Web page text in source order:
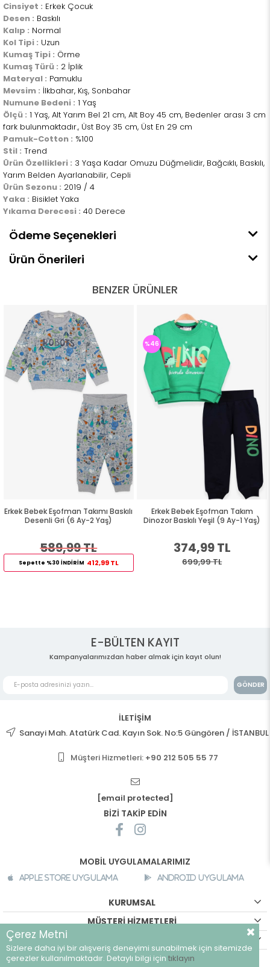
Cinsiyet : Erkek Çocuk
Desen : Baskılı
Kalıp : Normal
Kol Tipi : Uzun
Kumaş Tipi : Örme
Kumaş Türü : 2 İplik
Materyal : Pamuklu
Mevsim : İlkbahar, Kış, Sonbahar
Numune Bedeni : 1 Yaş
Ölçü : 1 Yaş, Alt Yarım Bel 21 cm, Alt Boy 45 cm, Bedenler arası 3 cm
fark bulunmaktadır., Üst Boy 35 cm, Üst En 29 cm
Pamuk-Cotton : %100
Stil : Trend
Ürün Özellikleri : 3 Yaşa Kadar Omuzu Düğmelidir, Bağcıklı, Baskılı,
Yarım Belden Ayarlanabilir, Cepli
Ürün Sezonu : 2019 / 4
Yaka : Bisiklet Yaka
Yıkama Derecesi : 40 Derece
Ödeme Seçenekleri
Ürün Önerileri
BENZER ÜRÜNLER
Erkek Bebek Eşofman Takımı Baskılı
Desenli Gri (6 Ay-2 Yaş)
589,99 TL
Sepette %30 İNDİRİM 412,99 TL
Erkek Bebek Eşofman Takım
Dinozor Baskılı Yeşil (9 Ay-1 Yaş)
374,99 TL
699,99 TL
%46
E-BÜLTEN KAYIT
Kampanyalarımızdan haber almak için kayıt olun!
GÖNDER
İLETİŞİM
Sanayi Mah. Atatürk Cad. Kayın Sok. No:5 Güngören / İSTANBUL
Müşteri Hizmetleri: +90 212 505 55 77
[email protected]
BİZİ TAKİP EDİN
MOBİL UYGULAMALARIMIZ
Apple Store Uygulama Android Uygulama
KURUMSAL
MÜŞTERİ HİZMETLERİ
©breeze.com.tr - Tüm hakları saklıdır.
Çerez Metni
Sizlere daha iyi bir alışveriş deneyimi sunabilmek için sitemizde
çerezler kullanılmaktadır. Detaylı bilgi için tıklayın